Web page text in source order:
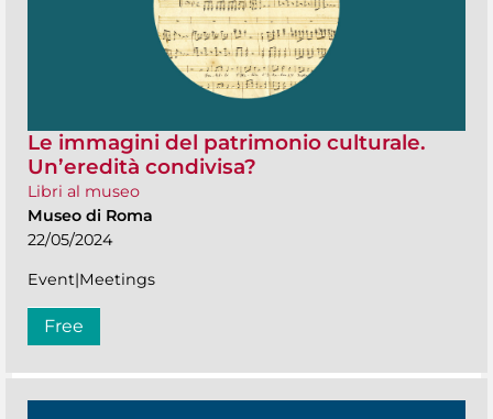
Le immagini del patrimonio culturale.
Un’eredità condivisa?
Libri al museo
Museo di Roma
22/05/2024
Event|Meetings
Free